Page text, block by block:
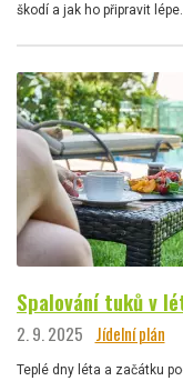
škodí a jak ho připravit lépe.
Spalování tuků v
2. 9. 2025 Jídelní plán
Teplé dny léta a začátku